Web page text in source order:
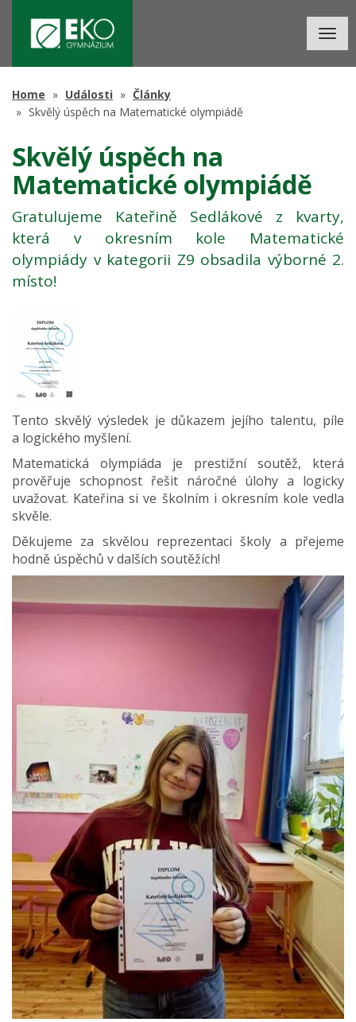
Home Události
Články
Skvělý úspěch na Matematické olympiádě
Skvělý úspěch na
Matematické olympiádě
Gratulujeme Kateřině Sedlákové z kvarty,
která v okresním kole Matematické
olympiády v kategorii Z9 obsadila výborné 2.
místo!
Tento skvělý výsledek je důkazem jejího talentu, píle
a logického myšlení.
Matematická olympiáda je prestižní soutěž, která
prověřuje schopnost řešit náročné úlohy a logicky
uvažovat. Kateřina si ve školním i okresním kole vedla
skvěle.
Děkujeme za skvělou reprezentaci školy a přejeme
hodně úspěchů v dalších soutěžích!